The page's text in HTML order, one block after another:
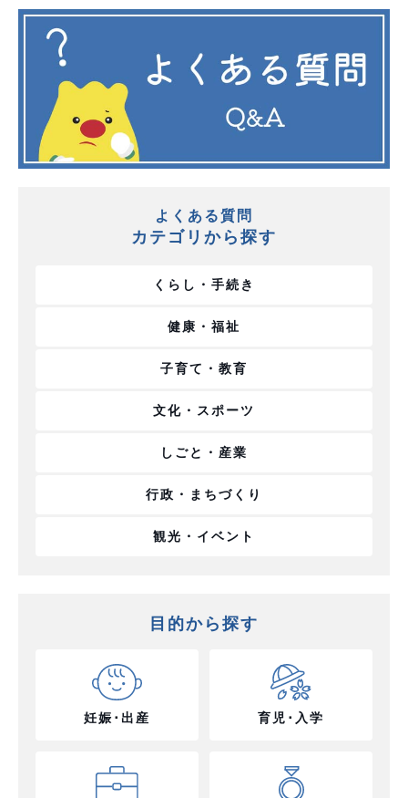
よくある質問
カテゴリから探す
くらし・手続き
健康・福祉
子育て・教育
文化・スポーツ
しごと・産業
行政・まちづくり
観光・イベント
目的から探す
妊娠･出産 育児･入学